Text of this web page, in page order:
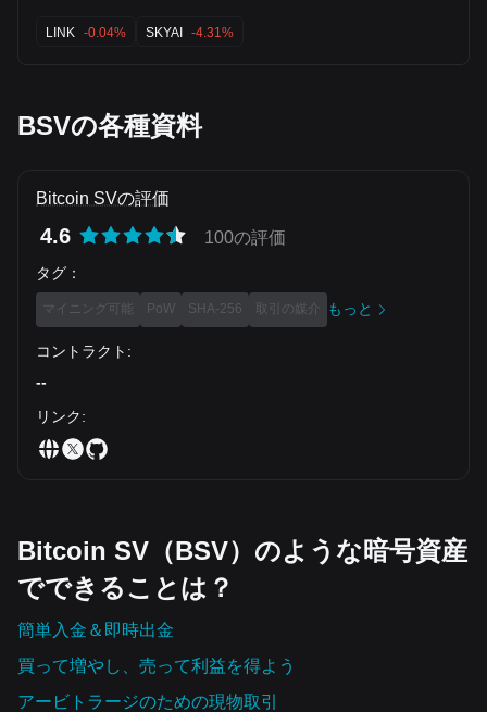
LINK -0.04% SKYAI -4.31%
BSVの各種資料
Bitcoin SVの評価
4.6 100の評価
タグ ：
マイニング可能 PoW SHA-256 取引の媒介 もっと
コントラクト :
--
リンク:
Bitcoin SV（BSV）のような暗号資産
でできることは？
簡単入金＆即時出金
買って増やし、売って利益を得よう
アービトラージのための現物取引